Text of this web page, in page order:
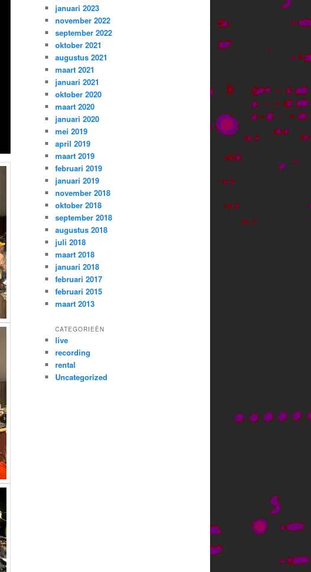
januari 2023
november 2022
september 2022
oktober 2021
augustus 2021
maart 2021
januari 2021
oktober 2020
maart 2020
januari 2020
mei 2019
april 2019
maart 2019
februari 2019
januari 2019
november 2018
oktober 2018
september 2018
augustus 2018
juli 2018
maart 2018
januari 2018
februari 2017
februari 2015
maart 2013
CATEGORIEËN
live
recording
rental
Uncategorized